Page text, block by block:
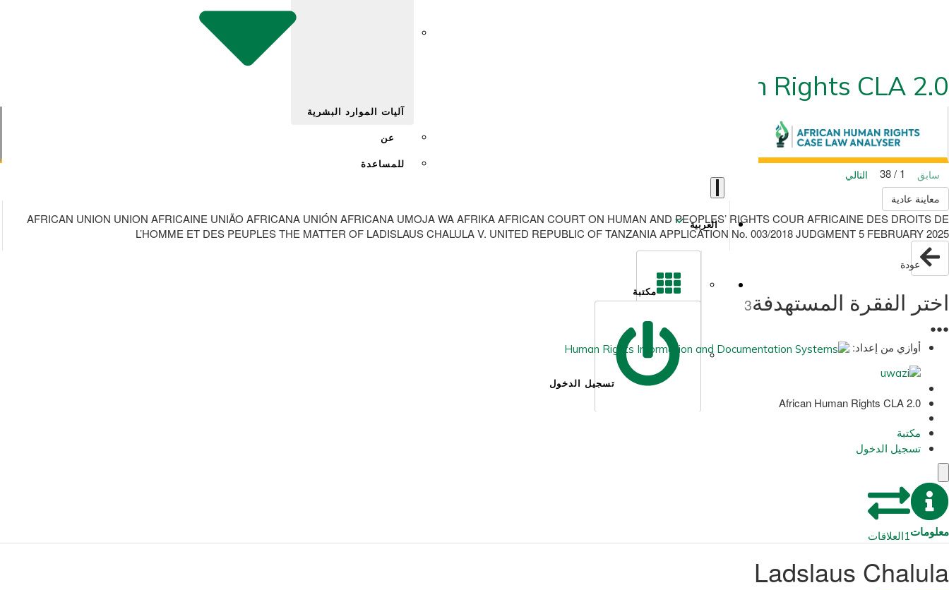
African Human Rights CLA 2.0
آليات الموارد البشرية
عن
للمساعدة
العربية
مكتبة
تسجيل الدخول
سابق
التالي
معاينة عادية
AFRICAN UNION UNION AFRICAINE UNIÃO AFRICANA UNIÓN AFRICANA UMOJA WA AFRIKA AFRICAN COURT ON HUMAN AND PEOPLES’ RIGHTS COUR AFRICAINE DES DROITS DE
L’HOMME ET DES PEUPLES THE MATTER OF LADISLAUS CHALULA V. UNITED REPUBLIC OF TANZANIA APPLICATION No. 003/2018 JUDGMENT 5 FEBRUARY 2025
عودة
اختر الفقرة المستهدفة3
●
●
●
أوازي من إعداد:
African Human Rights CLA 2.0
مكتبة
تسجيل الدخول
معلومات1العلاقات
Ladslaus Chalula